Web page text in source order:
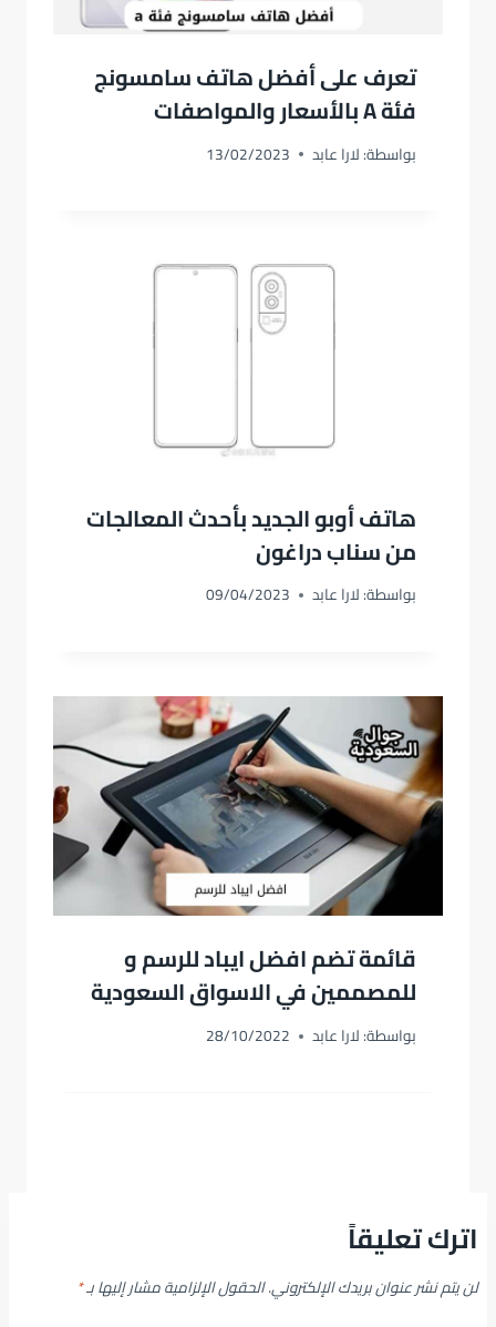
تعرف على أفضل هاتف سامسونج
فئة A بالأسعار والمواصفات
بواسطة:لارا عابد 13/02/2023
هاتف أوبو الجديد بأحدث المعالجات
من سناب دراغون
بواسطة:لارا عابد 09/04/2023
قائمة تضم افضل ايباد للرسم و
للمصممين في الاسواق السعودية
بواسطة:لارا عابد 28/10/2022
اترك تعليقاً
لن يتم نشر عنوان بريدك الإلكتروني.الحقول الإلزامية مشار إليها بـ*